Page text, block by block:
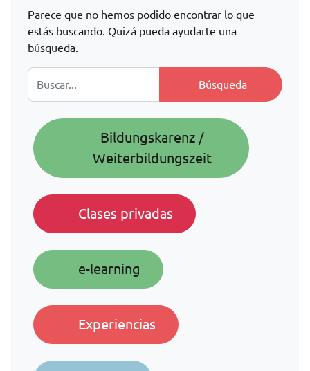
Parece que no hemos podido encontrar lo que
estás buscando. Quizá pueda ayudarte una
búsqueda.
Bildungskarenz /
Weiterbildungszeit
Clases privadas
e-learning
Experiencias